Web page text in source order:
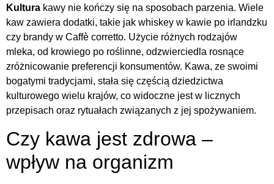
Kultura kawy nie kończy się na sposobach parzenia. Wiele
kaw zawiera dodatki, takie jak whiskey w kawie po irlandzku
czy brandy w Caffè corretto. Użycie różnych rodzajów
mleka, od krowiego po roślinne, odzwierciedla rosnące
zróżnicowanie preferencji konsumentów. Kawa, ze swoimi
bogatymi tradycjami, stała się częścią dziedzictwa
kulturowego wielu krajów, co widoczne jest w licznych
przepisach oraz rytuałach związanych z jej spożywaniem.
Czy kawa jest zdrowa –
wpływ na organizm